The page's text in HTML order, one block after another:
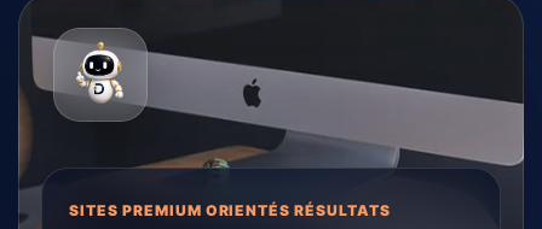
SITES PREMIUM ORIENTÉS RÉSULTATS